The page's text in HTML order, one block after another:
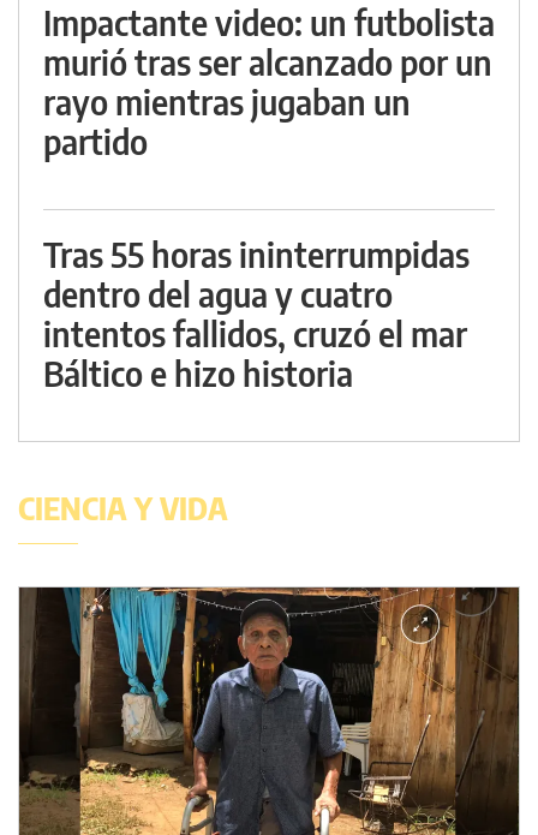
Impactante video: un futbolista
murió tras ser alcanzado por un
rayo mientras jugaban un
partido
Tras 55 horas ininterrumpidas
dentro del agua y cuatro
intentos fallidos, cruzó el mar
Báltico e hizo historia
CIENCIA Y VIDA